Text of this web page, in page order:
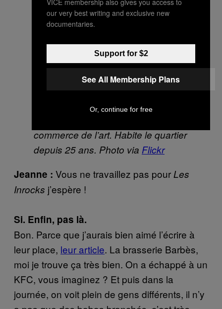
commerce de l’art.Habite le quartier
depuis 25 ans. Photo via Flickr
Jeanne : Vous ne travaillez pas pour Les
Inrocks j’espère !
Si. Enfin, pas là.
Bon. Parce que j’aurais bien aimé l’écrire à
leur place, leur article. La brasserie Barbès,
moi je trouve ça très bien. On a échappé à un
KFC, vous imaginez ? Et puis dans la
journée, on voit plein de gens différents, il n’y
our very best writing and exclusive new
documentaries.
Support for $2
See All Membership Plans
Or, continue for free